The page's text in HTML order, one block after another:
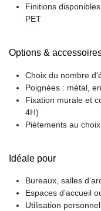
Finitions
PET
Options &
Choix du nombre
Poignées : métal,
Fixation murale et
4H)
Piètements au
Idéale pour
Bureaux, salles
Espaces d’accueil
Utilisation